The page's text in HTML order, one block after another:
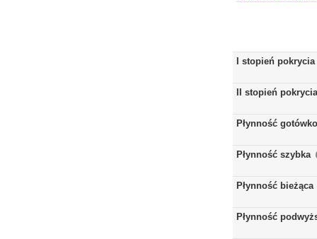
I stopień pokrycia
II stopień pokrycia
Płynność
Płynność szybka
Płynność bieżąca
Płynność